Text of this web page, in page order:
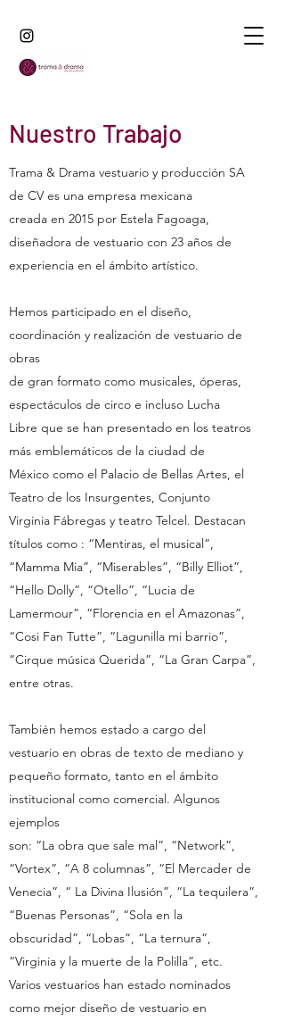
Nuestro Trabajo
Trama & Drama vestuario y producción SA
de CV es una empresa mexicana
creada en 2015 por Estela Fagoaga,
diseñadora de vestuario con 23 años de
experiencia en el ámbito artístico.
Hemos participado en el diseño,
coordinación y realización de vestuario de
obras
de gran formato como musicales, óperas,
espectáculos de circo e incluso Lucha
Libre que se han presentado en los teatros
más emblemáticos de la ciudad de
México como el Palacio de Bellas Artes, el
Teatro de los Insurgentes, Conjunto
Virginia Fábregas y teatro Telcel. Destacan
títulos como : “Mentiras, el musical”,
“Mamma Mia”, “Miserables”, “Billy Elliot”,
“Hello Dolly”, “Otello”, “Lucia de
Lamermour”, “Florencia en el Amazonas”,
“Cosi Fan Tutte”, “Lagunilla mi barrio”,
“Cirque música Querida”, “La Gran Carpa”,
entre otras.
También hemos estado a cargo del
vestuario en obras de texto de mediano y
pequeño formato, tanto en el ámbito
institucional como comercial. Algunos
ejemplos
son: “La obra que sale mal”, “Network”,
“Vortex”, “A 8 columnas”, “El Mercader de
Venecia”, “ La Divina Ilusión”, “La tequilera”,
“Buenas Personas”, “Sola en la
obscuridad”, “Lobas”, “La ternura”,
“Virginia y la muerte de la Polilla”, etc.
Varios vestuarios han estado nominados
como mejor diseño de vestuario en